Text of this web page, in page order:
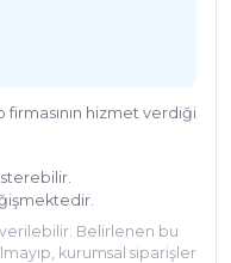
hizmet verdiği
Belirlenen bu
kurumsal siparişler